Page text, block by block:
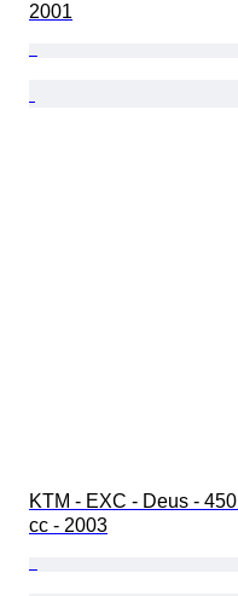
2001
KTM - EXC - Deus - 450
cc - 2003